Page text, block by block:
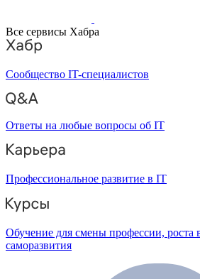
Все сервисы Хабра
Сообщество IT-специалистов
Ответы на любые вопросы об IT
Профессиональное развитие в IT
Обучение для смены профессии, роста
саморазвития